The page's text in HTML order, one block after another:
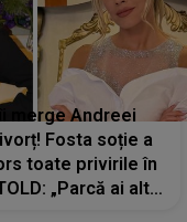
merge Andreei
Fosta soție a
toate privirile în
„Parcă ai altă